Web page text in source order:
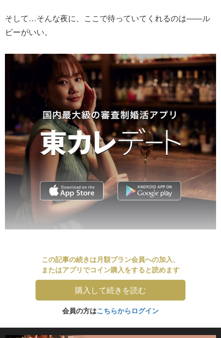
そして…そんな夜に、ここで待っていてくれるのは――ル
ビーがいい。
この記事の続きは月額プラン会員への加入、
またはアプリでコイン購入をすると読めます
購入して続きを読む
会員の方はこちらからログイン